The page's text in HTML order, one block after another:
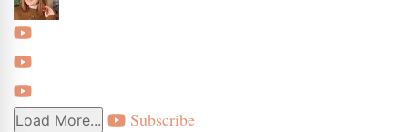
Load More... Subscribe